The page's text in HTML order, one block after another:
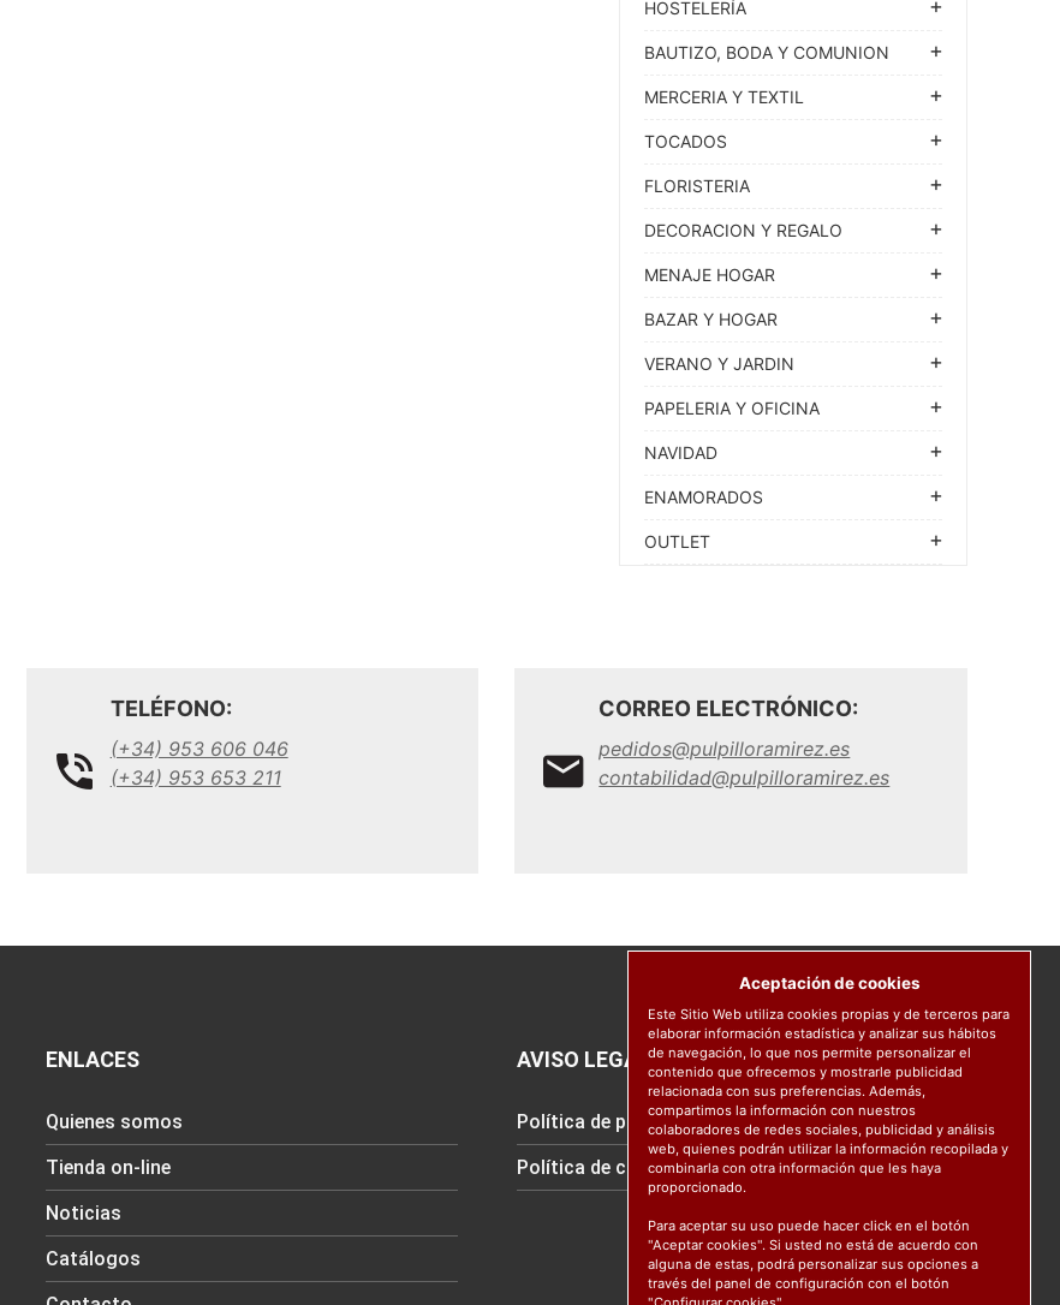
HOSTELERÍA
BAUTIZO, BODA Y COMUNION
MERCERIA Y TEXTIL
TOCADOS
FLORISTERIA
DECORACION Y REGALO
MENAJE HOGAR
BAZAR Y HOGAR
VERANO Y JARDIN
PAPELERIA Y OFICINA
NAVIDAD
ENAMORADOS
OUTLET
TELÉFONO:
(+34) 953 606 046
(+34) 953 653 211
CORREO ELECTRÓNICO:
pedidos@pulpilloramirez.es
contabilidad@pulpilloramirez.es
ENLACES
Quienes somos
Tienda on-line
Noticias
Catálogos
AVISO LEGAL
Política de protección de datos
Política de cookies
Aceptación de cookies
Este Sitio Web utiliza cookies propias y de terceros para
elaborar información estadística y analizar sus hábitos
de navegación, lo que nos permite personalizar el
contenido que ofrecemos y mostrarle publicidad
relacionada con sus preferencias. Además,
compartimos la información con nuestros
colaboradores de redes sociales, publicidad y análisis
web, quienes podrán utilizar la información recopilada y
combinarla con otra información que les haya
proporcionado.
Para aceptar su uso puede hacer click en el botón
"Aceptar cookies". Si usted no está de acuerdo con
alguna de estas, podrá personalizar sus opciones a
través del panel de configuración con el botón